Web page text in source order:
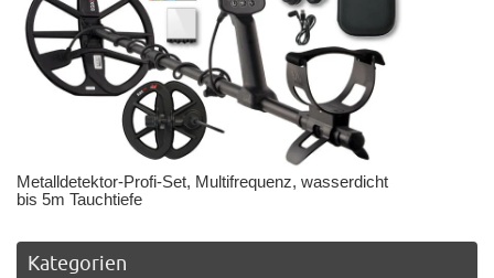
Metalldetektor-Profi-Set, Multifrequenz, wasserdicht
bis 5m Tauchtiefe
Kategorien